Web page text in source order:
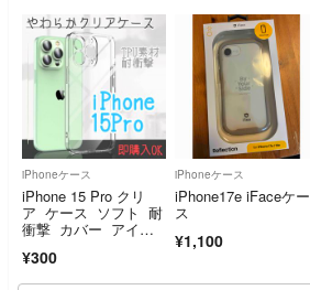
iPhoneケース
iPhone 15 Pro クリ
ア ケース ソフト 耐
衝撃 カバー アイフ
¥300
iPhoneケース
iPhone17e iFaceケー
ス
¥1,100